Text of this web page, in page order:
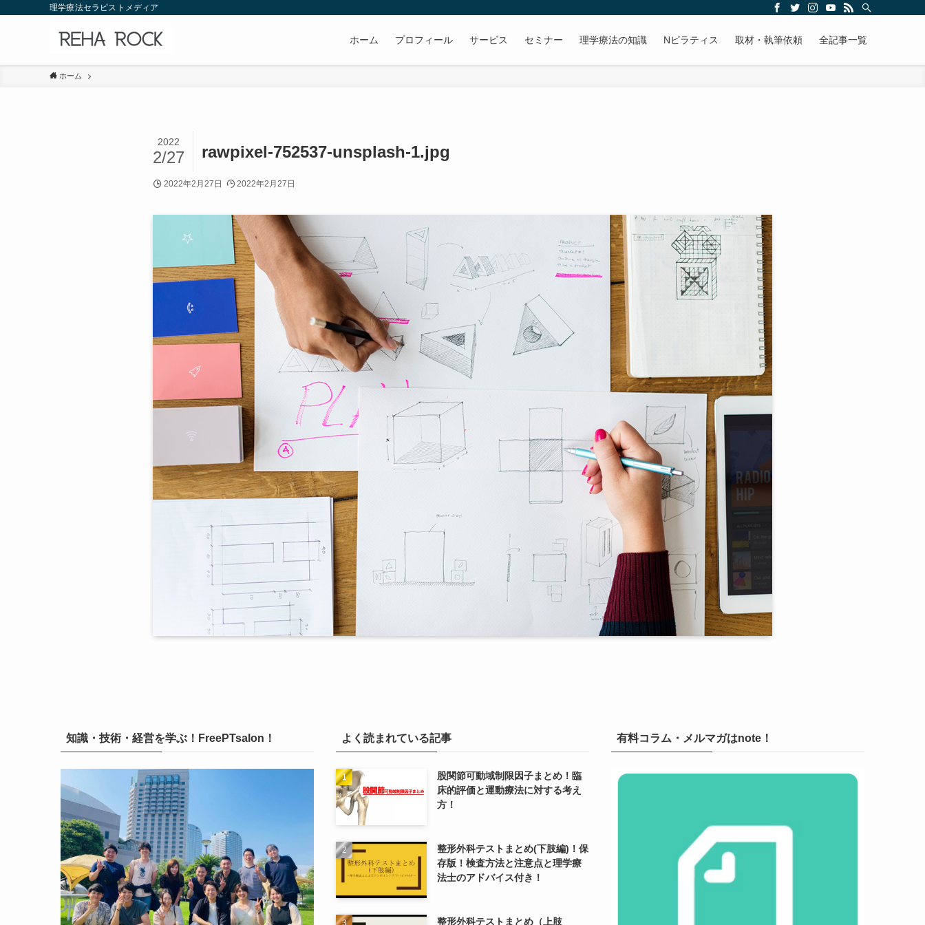
理学療法セラピストメディア
ホーム プロフィール サービス セミナー 理学療法の知識 Nピラティス 取材・執筆依頼 全記事一覧
ホーム
rawpixel-752537-unsplash-1.jpg
2022
2/27
2022年2月27日 2022年2月27日
知識・技術・経営を学ぶ！FreePTsalon！ よく読まれている記事
股関節可動域制限因子まとめ！臨
床的評価と運動療法に対する考え
方！
整形外科テストまとめ(下肢編)！保
存版！検査方法と注意点と理学療
法士のアドバイス付き！
整形外科テストまとめ（上肢
有料コラム・メルマガはnote！